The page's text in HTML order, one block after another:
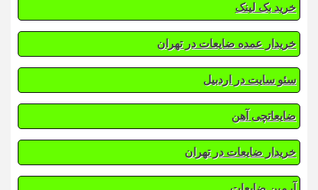
خرید بک لینک
خریدار عمده ضایعات در تهران
سئو سایت در اردبیل
ضایعاتچی آهن
خریدار ضایعات در تهران